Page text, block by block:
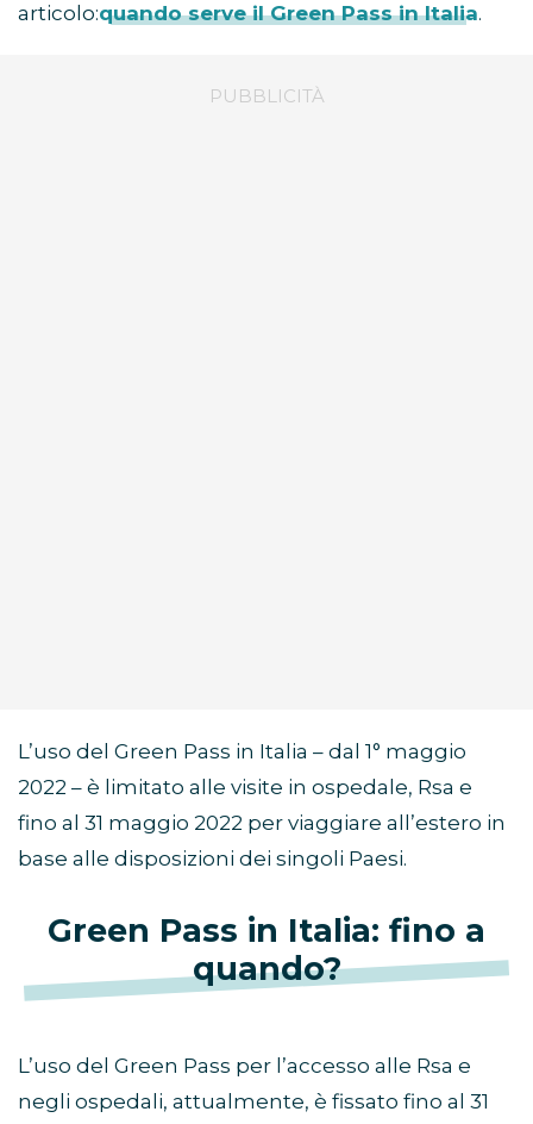
articolo:quando serve il Green Pass in Italia.
L’uso del Green Pass in Italia – dal 1° maggio
2022 – è limitato alle visite in ospedale, Rsa e
fino al 31 maggio 2022 per viaggiare all’estero in
base alle disposizioni dei singoli Paesi.
Green Pass in Italia: fino a
quando?
L’uso del Green Pass per l’accesso alle Rsa e
negli ospedali, attualmente, è fissato fino al 31